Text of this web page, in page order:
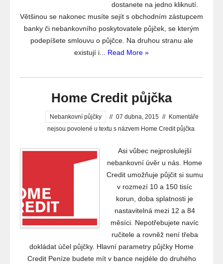
dostanete na jedno kliknutí.
Většinou se nakonec musíte sejít s obchodním zástupcem
banky či nebankovního poskytovatele půjček, se kterým
podepíšete smlouvu o půjčce. Na druhou stranu ale
existují i... Read More »
Home Credit půjčka
Nebankovní půjčky // 07 dubna, 2015 //
Komentáře
nejsou povolené u textu s názvem Home Credit půjčka
Asi vůbec nejproslulejší
nebankovní úvěr u nás. Home
Credit umožňuje půjčit si sumu
v rozmezí 10 a 150 tisíc
korun, doba splatnosti je
nastavitelná mezi 12 a 84
měsíci. Nepotřebujete navíc
ručitele a rovněž není třeba
dokládat účel půjčky. Hlavní parametry půjčky Home
Credit Peníze budete mít v bance nejdéle do druhého